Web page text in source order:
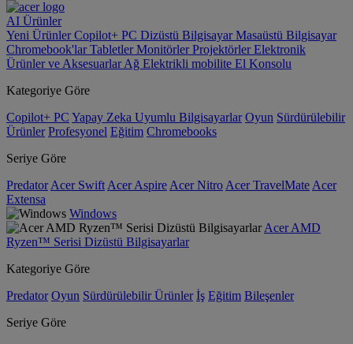
AI Ürünler
Yeni ÜrünlerCopilot+ PC Dizüstü BilgisayarMasaüstü Bilgisayar
Chromebook'larTabletlerMonitörlerProjektörlerElektronik
Ürünler ve AksesuarlarAğ Elektrikli mobilite El Konsolu
Kategoriye Göre
Copilot+ PC Yapay Zeka Uyumlu Bilgisayarlar Oyun Sürdürülebilir
Ürünler Profesyonel Eğitim Chromebooks
Seriye Göre
Predator Acer Swift Acer Aspire Acer Nitro Acer TravelMate Acer
Extensa
Windows
Acer AMD
Ryzen™ Serisi Dizüstü Bilgisayarlar
Kategoriye Göre
Predator Oyun Sürdürülebilir Ürünler İş Eğitim Bileşenler
Seriye Göre